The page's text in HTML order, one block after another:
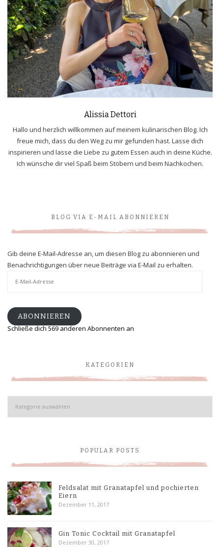
Alissia Dettori
Hallo und herzlich willkommen auf meinem kulinarischen Blog. Ich
freue mich, dass du den Weg zu mir gefunden hast. Lasse dich
inspirieren und lasse die Liebe zu gutem Essen auch in deine Küche.
Ich wünsche dir viel Spaß beim Stöbern und beim Nachkochen.
BLOG VIA E-MAIL ABONNIEREN
Gib deine E-Mail-Adresse an, um diesen Blog zu abonnieren und
Benachrichtigungen über neue Beiträge via E-Mail zu erhalten.
ABONNIEREN
Schließe dich 569 anderen Abonnenten an
KATEGORIEN
Kategorien
POPULAR POSTS
Feldsalat mit Granatapfel und pochierten
Eiern
Dezember 11, 2017
Gin Tonic Cocktail mit Granatapfel
Dezember 30, 2017